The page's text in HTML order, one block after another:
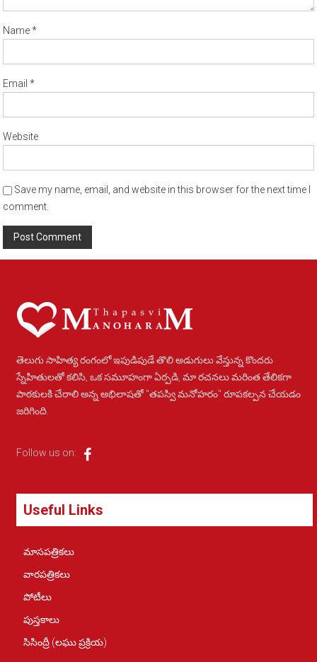
Name*
Email*
Website
Save my name, email, and website in this browser for the next time I
comment.
తెలుగు సాహిత్య రంగంలో ఇపుడిపుడే తొలి అడుగులు వేస్తున్న కొందరు
స్నేహితులతో కలిసి, ఒక సమూహంగా ఏర్పడి, మా రచనలు మరింత తేలికగా
పాఠకులకి చేరాలి అన్న అభిలాషతో "తపస్వి మనోహరం" రూపకల్పన చేయడం
జరిగింది.
Follow us on:
Useful Links
మాసపత్రికలు
వారపత్రికలు
పోటీలు
పుస్తకాలు
సిసింద్రీ (లఘు ప్రక్రియ)